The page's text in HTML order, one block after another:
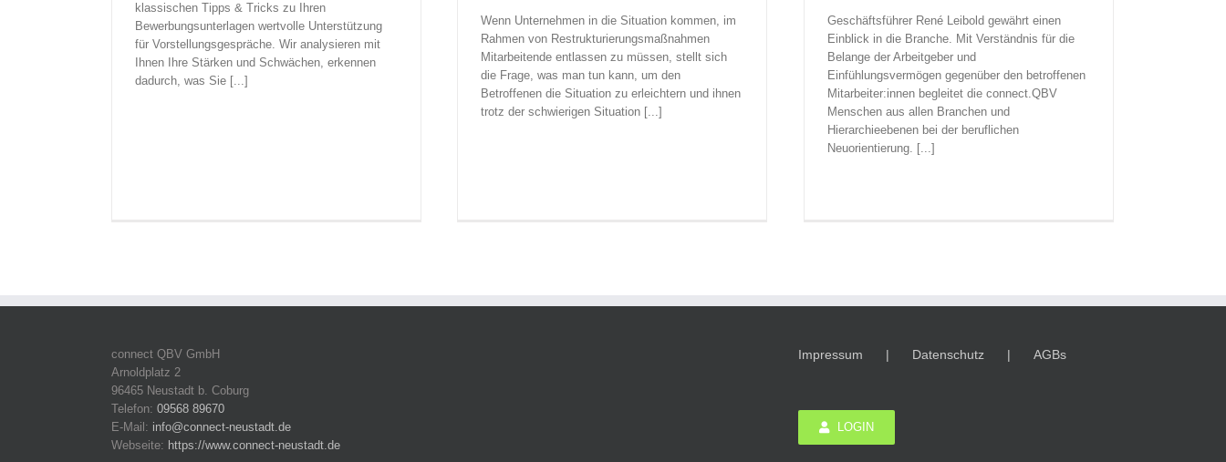
klassischen Tipps & Tricks zu Ihren
Bewerbungsunterlagen wertvolle Unterstützung
für Vorstellungsgespräche. Wir analysieren mit
Ihnen Ihre Stärken und Schwächen, erkennen
dadurch, was Sie [...]
Wenn Unternehmen in die Situation kommen, im
Rahmen von Restrukturierungsmaßnahmen
Mitarbeitende entlassen zu müssen, stellt sich
die Frage, was man tun kann, um den
Betroffenen die Situation zu erleichtern und ihnen
trotz der schwierigen Situation [...]
Geschäftsführer René Leibold gewährt einen
Einblick in die Branche. Mit Verständnis für die
Belange der Arbeitgeber und
Einfühlungsvermögen gegenüber den betroffenen
Mitarbeiter:innen begleitet die connect.QBV
Menschen aus allen Branchen und
Hierarchieebenen bei der beruflichen
Neuorientierung. [...]
connect QBV GmbH
Arnoldplatz 2
96465 Neustadt b. Coburg
Telefon: 09568 89670
E-Mail: info@connect-neustadt.de
Webseite: https://www.connect-neustadt.de
Impressum Datenschutz AGBs
LOGIN